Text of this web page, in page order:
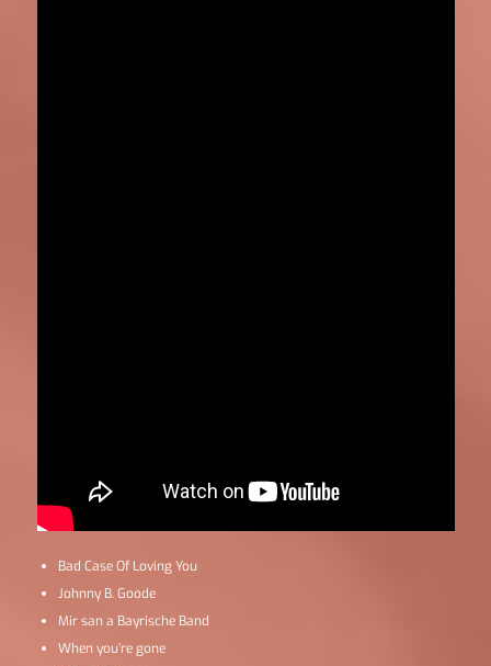
Bad Case Of Loving You
Johnny B. Goode
Mir san a Bayrische Band
When you’re gone